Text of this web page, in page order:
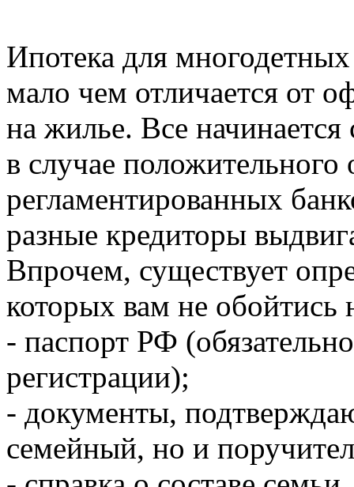
Ипотека для
мало чем отличается от
на жилье. Все начинается
в случае положительного
регламентированных
разные кредиторы
Впрочем, существует
которых вам не обойтись
- паспорт РФ
регистрации);
- документы,
семейный, но и